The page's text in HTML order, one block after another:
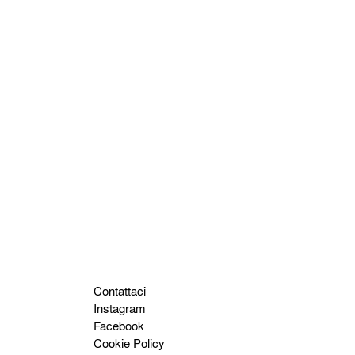
Contattaci
Instagram
Facebook
Cookie Policy